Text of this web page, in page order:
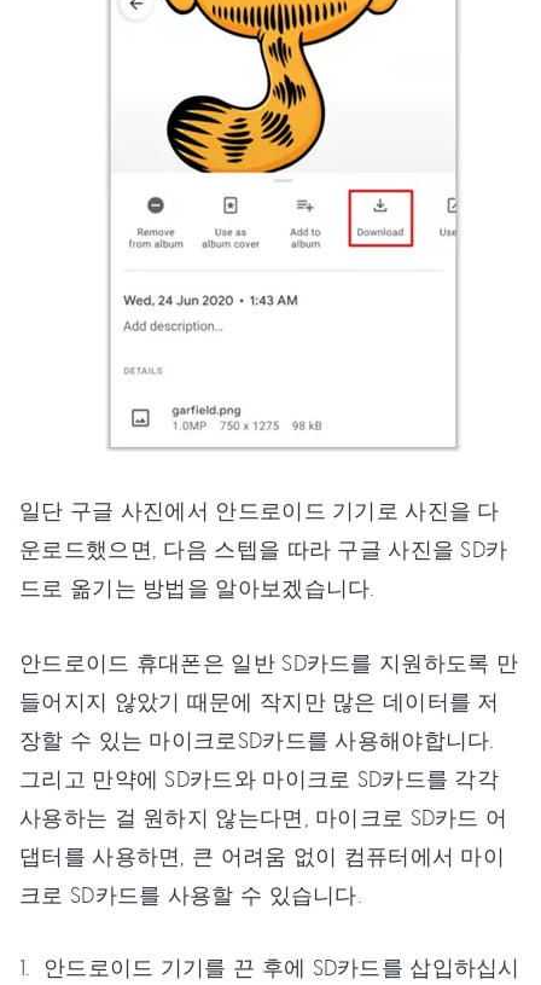
일단 구글 사진에서 안드로이드 기기로 사진을 다
운로드했으면, 다음 스텝을 따라 구글 사진을 SD카
드로 옮기는 방법을 알아보겠습니다.
안드로이드 휴대폰은 일반 SD카드를 지원하도록 만
들어지지 않았기 때문에 작지만 많은 데이터를 저
장할 수 있는 마이크로SD카드를 사용해야합니다.
그리고 만약에 SD카드와 마이크로 SD카드를 각각
사용하는 걸 원하지 않는다면, 마이크로 SD카드 어
댑터를 사용하면, 큰 어려움 없이 컴퓨터에서 마이
크로 SD카드를 사용할 수 있습니다.
안드로이드 기기를 끈 후에 SD카드를 삽입하십시